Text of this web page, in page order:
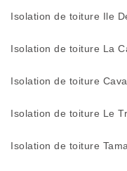
Isolation de toiture Ile
Isolation de toiture La
Isolation de toiture
Isolation de toiture Le
Isolation de toiture